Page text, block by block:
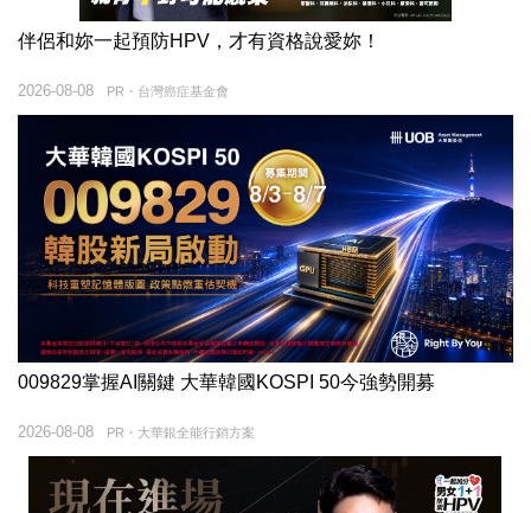
伴侶和妳一起預防HPV，才有資格說愛妳！
PR・台灣癌症基金會
2026-08-08
009829掌握AI關鍵 大華韓國KOSPI 50今強勢開募
PR・大華銀全能行銷方案
2026-08-08